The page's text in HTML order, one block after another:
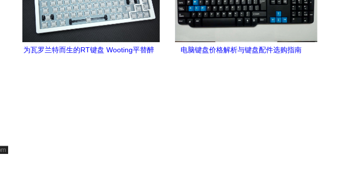
为瓦罗兰特而生的RT键盘 Wooting平替醉
电脑键盘价格解析与键盘配件选购指南